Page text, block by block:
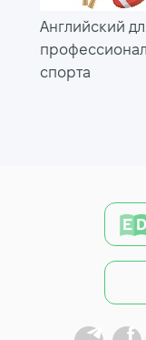
Английский
спорта